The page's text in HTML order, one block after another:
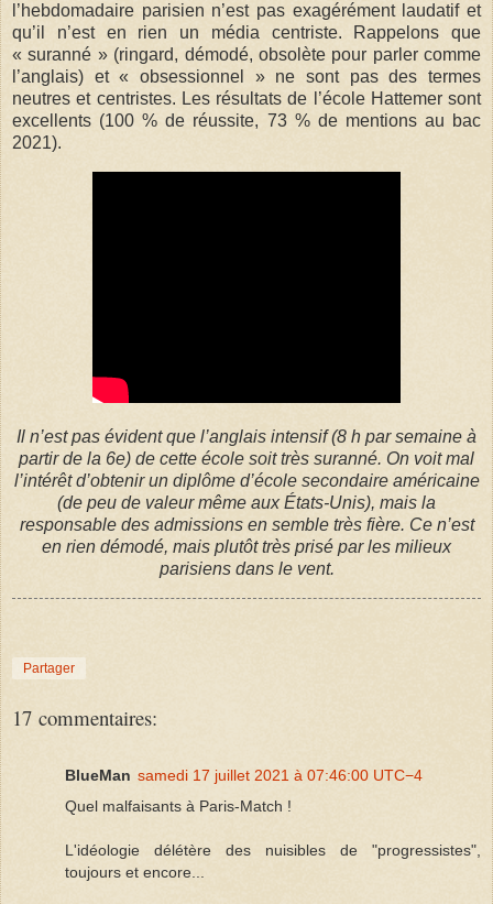
l’hebdomadaire parisien n’est pas exagérément laudatif et
qu’il n’est en rien un média centriste. Rappelons que
« suranné » (ringard, démodé, obsolète pour parler comme
l’anglais) et « obsessionnel » ne sont pas des termes
neutres et centristes. Les résultats de l’école Hattemer sont
excellents (100 % de réussite, 73 % de mentions au bac
2021).
Il n’est pas évident que l’anglais intensif (8 h par semaine à
partir de la 6e) de cette école soit très suranné. On voit mal
l’intérêt d’obtenir un diplôme d’école secondaire américaine
(de peu de valeur même aux États-Unis), mais la
responsable des admissions en semble très fière. Ce n’est
en rien démodé, mais plutôt très prisé par les milieux
parisiens dans le vent.
Partager
17 commentaires:
BlueMan samedi 17 juillet 2021 à 07:46:00 UTC−4
Quel malfaisants à Paris-Match !
L'idéologie délétère des nuisibles de "progressistes",
toujours et encore...